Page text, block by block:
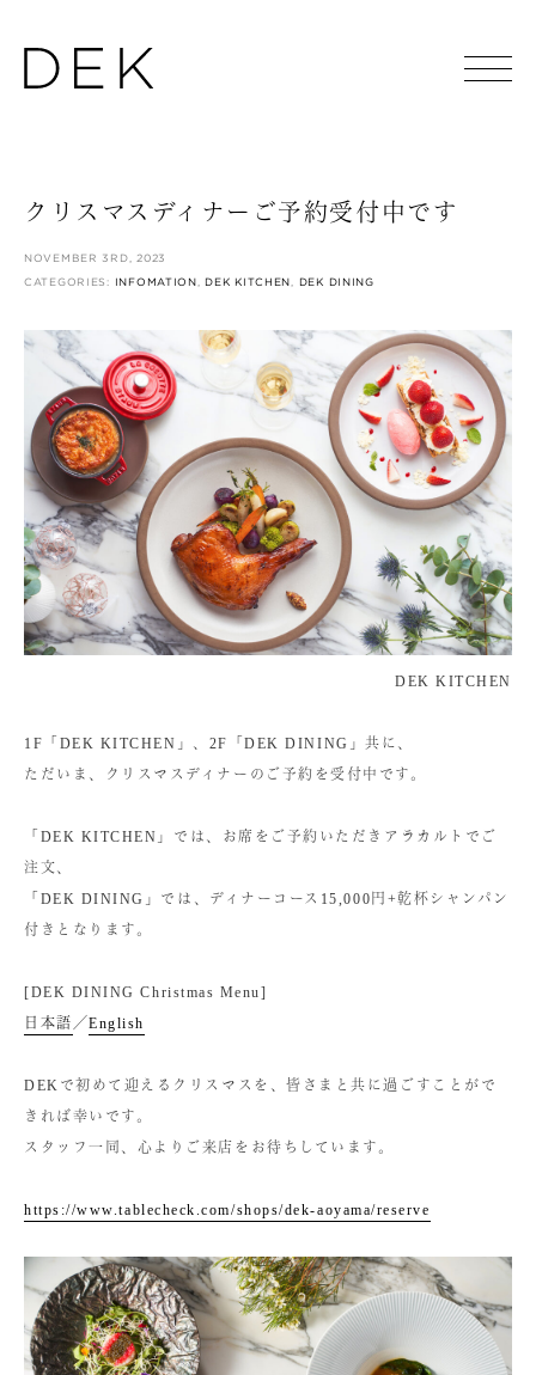
クリスマスディナーご予約受付中です
NOVEMBER 3RD, 2023
CATEGORIES: INFOMATION ,DEK KITCHEN DEK DINING
DEK KITCHEN
1F「DEK KITCHEN」、2F「DEK DINING」共に、
ただいま、クリスマスディナーのご予約を受付中です。
「DEK KITCHEN」では、お席をご予約いただきアラカルトでご
注文、
「DEK DINING」では、ディナーコース15,000円+乾杯シャンパン
付きとなります。
[DEK DINING Christmas Menu]
日本語 ／English
DEKで初めて迎えるクリスマスを、皆さまと共に過ごすことがで
きれば幸いです。
スタッフ一同、心よりご来店をお待ちしています。
https://www.tablecheck.com/shops/dek-aoyama/reserve